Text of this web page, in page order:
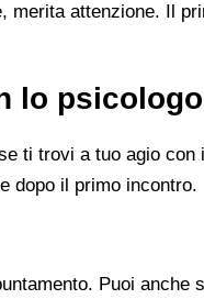
attenzione. Il
lo psicologo
ti trovi a tuo agio
dopo il primo incontro.
Puoi anche